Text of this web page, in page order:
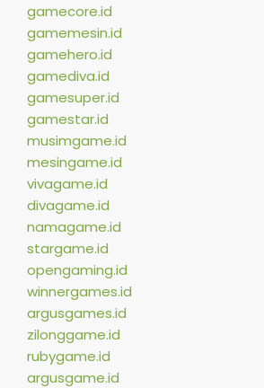
gamecore.id
gamemesin.id
gamehero.id
gamediva.id
gamesuper.id
gamestar.id
musimgame.id
mesingame.id
vivagame.id
divagame.id
namagame.id
stargame.id
opengaming.id
winnergames.id
argusgames.id
zilonggame.id
rubygame.id
argusgame.id